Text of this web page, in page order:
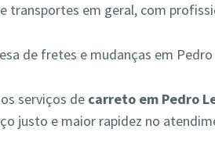
transportes em geral, com
serviços de carreto em Pedro
justo e maior rapidez no